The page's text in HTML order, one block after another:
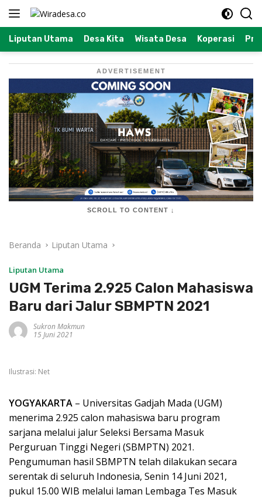
Langsung
Liputan Utama Desa Kita Wisata Desa Koperasi
ADVERTISEMENT
SCROLL TO CONTENT ↓
Beranda Liputan Utama
Liputan Utama
UGM Terima 2.925 Calon Mahasiswa
Baru dari Jalur SBMPTN 2021
Sukron Makmun
15 Juni 2021
Ilustrasi: Net
YOGYAKARTA – Universitas Gadjah Mada (UGM)
menerima 2.925 calon mahasiswa baru program
sarjana melalui jalur Seleksi Bersama Masuk
Perguruan Tinggi Negeri (SBMPTN) 2021.
Pengumuman hasil SBMPTN telah dilakukan secara
serentak di seluruh Indonesia, Senin 14 Juni 2021,
pukul 15.00 WIB melalui laman Lembaga Tes Masuk